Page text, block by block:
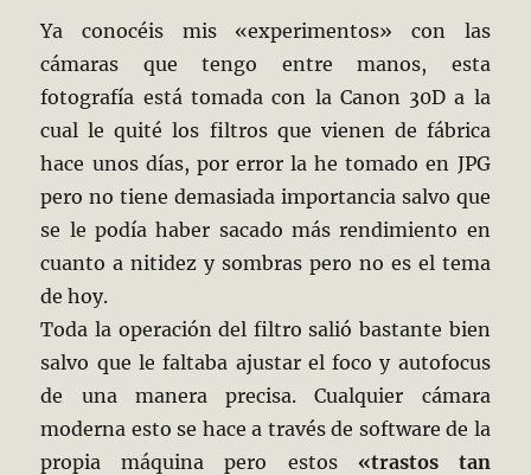
Ya conocéis mis «experimentos» con las
cámaras que tengo entre manos, esta
fotografía está tomada con la Canon 30D a la
cual le quité los filtros que vienen de fábrica
hace unos días, por error la he tomado en JPG
pero no tiene demasiada importancia salvo que
se le podía haber sacado más rendimiento en
cuanto a nitidez y sombras pero no es el tema
de hoy.
Toda la operación del filtro salió bastante bien
salvo que le faltaba ajustar el foco y autofocus
de una manera precisa. Cualquier cámara
moderna esto se hace a través de software de la
propia máquina pero estos «trastos tan